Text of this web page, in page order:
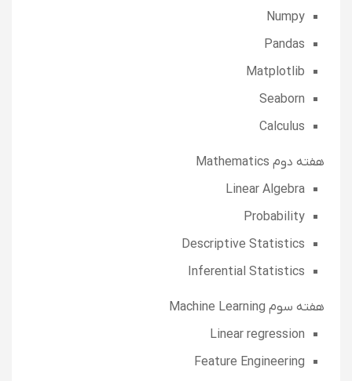
Numpy
Pandas
Matplotlib
Seaborn
Calculus
هفته دوم Mathematics
Linear Algebra
Probability
Descriptive Statistics
Inferential Statistics
هفته سوم Machine Learning
Linear regression
Feature Engineering